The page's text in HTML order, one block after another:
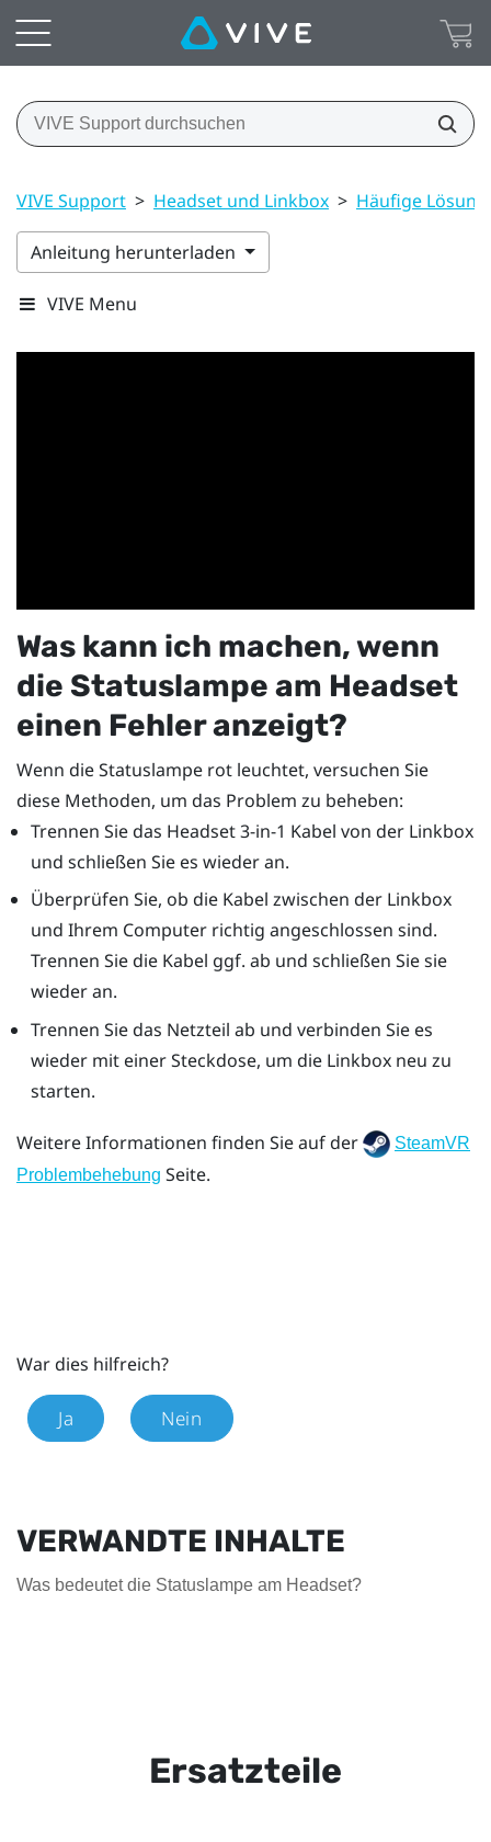
VIVE Support > Headset und Linkbox > Häufige
Anleitung herunterladen
VIVE Menu
Was kann ich machen, wenn
die Statuslampe am Headset
einen Fehler anzeigt?
Wenn die Statuslampe rot leuchtet, versuchen Sie
diese Methoden, um das Problem zu beheben:
Trennen Sie das Headset 3-in-1 Kabel von der Linkbox
und schließen Sie es wieder an.
Überprüfen Sie, ob die Kabel zwischen der Linkbox
und Ihrem Computer richtig angeschlossen sind.
Trennen Sie die Kabel ggf. ab und schließen Sie sie
wieder an.
Trennen Sie das Netzteil ab und verbinden Sie es
wieder mit einer Steckdose, um die Linkbox neu zu
starten.
Weitere Informationen finden Sie auf der
SteamVR
Problembehebung Seite.
War dies hilfreich?
Ja Nein
VERWANDTE INHALTE
Was bedeutet die Statuslampe am Headset?
Ersatzteile